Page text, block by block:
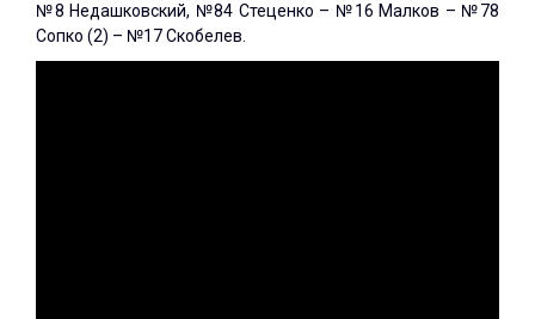
№8 Недашковский, №84 Стеценко – №16 Малков – №78
Сопко (2) – №17 Скобелев.